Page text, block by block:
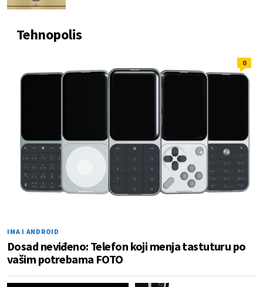
Tehnopolis
0
IMA I ANDROID
Dosad neviđeno: Telefon koji menja tastuturu po
vašim potrebama FOTO